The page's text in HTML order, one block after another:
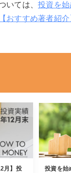
いては、投資を
おすすめ著者紹介
月】投
投資を始